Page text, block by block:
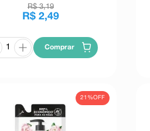
R$ 3,19
R$ 2,49
Comprar
21%OFF